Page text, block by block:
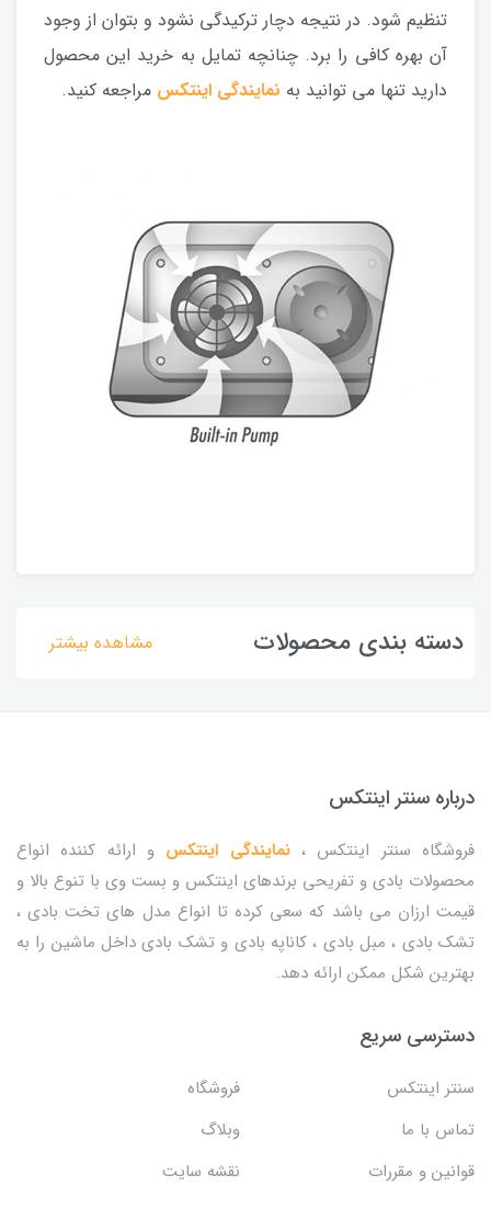
تنظیم شود. در نتیجه دچار ترکیدگی نشود و بتوان از وجود
آن بهره کافی را برد. چنانچه تمایل به خرید این محصول
دارید تنها می توانید به نمایندگی اینتکس مراجعه کنید.
دسته بندی محصولات مشاهده بیشتر
درباره سنتر اینتکس
فروشگاه سنتر اینتکس ،نمایندگی اینتکس و ارائه کننده انواع
محصولات بادی و تفریحی برندهای اینتکس و بست وی با تنوع بالا و
قیمت ارزان می باشد که سعی کرده تا انواع مدل های تخت بادی ،
تشک بادی ، مبل بادی ، کاناپه بادی و تشک بادی داخل ماشین را به
بهترین شکل ممکن ارائه دهد.
دسترسی سریع
سنتر اینتکس
فروشگاه
تماس با ما
وبلاگ
قوانین و مقررات
نقشه سایت